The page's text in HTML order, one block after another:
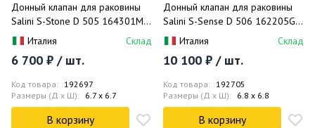
Донный клапан для раковины
Salini S-Stone D 505 164301M
(белый матовый), click-clack
Италия Склад
6 700 ₽ / шт.
Код товара: 192697
Размеры (Д x Ш): 6.7 x 6.7
В корзину
Донный клапан для раковины
Salini S-Sense D 506 162205GF
(покраска по RAL, глянцевый),
Италия Склад
10 100 ₽ / шт.
Код товара: 192705
Размеры (Д x Ш): 6.8 x 6.8
В корзину